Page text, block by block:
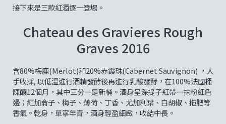
接下來是三款紅酒逐一登場。
Chateau des Gravieres Rough
Graves 2016
含80%梅鹿(Merlot)和20%赤霞珠(Cabernet Sauvignon) ，人
手收採, 以低溫進行酒精發酵後再進行乳酸發酵，在100%法國桶
陳釀12個月，其中三分一是新桶。酒身呈深提子紅帶一抹粉紅色
邊；紅加侖子、梅子、薄荷、丁香、尤加利葉、白胡椒、拖肥等
香氣。乾身，單寧年青，酒身輕盈細緻，收結中長。